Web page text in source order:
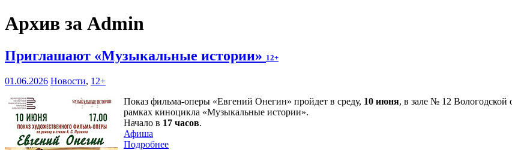
Архив за Admin
Приглашают «Музыкальные истории» 12+
01.06.2026 Новости, 12+
Показ фильма-оперы «Евгений Онегин» пройдет в среду, 10 июня, в зале № 12 Вологодской
рамках киноцикла «Музыкальные истории».
Начало в 17 часов.
Афиша
Подробнее